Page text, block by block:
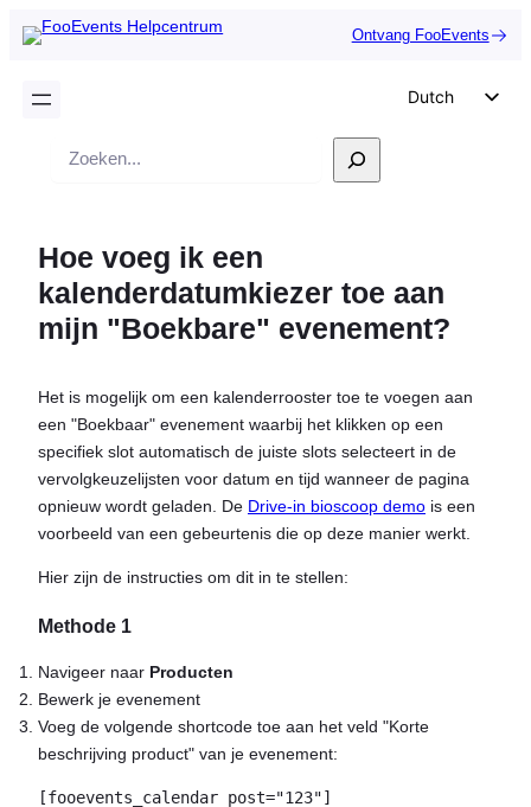
Ontvang FooEvents
Dutch
Portuguese
French
Czech
Greek
Zoek
Hoe voeg ik een
kalenderdatumkiezer toe aan
mijn "Boekbare" evenement?
Het is mogelijk om een kalenderrooster toe te voegen aan
een "Boekbaar" evenement waarbij het klikken op een
specifiek slot automatisch de juiste slots selecteert in de
vervolgkeuzelijsten voor datum en tijd wanneer de pagina
opnieuw wordt geladen. De Drive-in bioscoop demo is een
voorbeeld van een gebeurtenis die op deze manier werkt.
Hier zijn de instructies om dit in te stellen:
Methode 1
Navigeer naar Producten
Bewerk je evenement
Voeg de volgende shortcode toe aan het veld "Korte
beschrijving product" van je evenement:
[fooevents_calendar post="123"]